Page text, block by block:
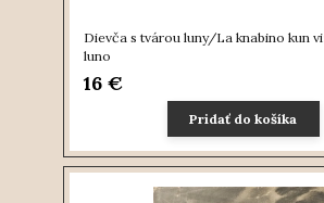
Dievča s tvárou luny/La knabino kun
luno
16 €
Pridať do košíka